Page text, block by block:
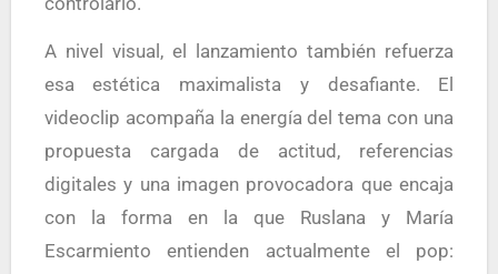
A nivel visual, el lanzamiento también refuerza
esa estética maximalista y desafiante. El
videoclip acompaña la energía del tema con una
propuesta cargada de actitud, referencias
digitales y una imagen provocadora que encaja
con la forma en la que Ruslana y María
Escarmiento entienden actualmente el pop: